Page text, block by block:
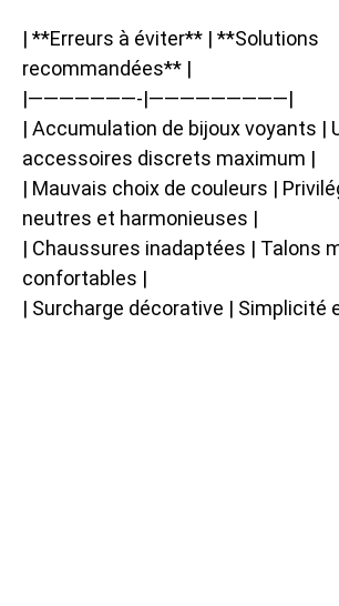
| **Erreurs à éviter** | **Solutions
recommandées** |
|———————-|—————————|
| Accumulation de bijoux voyants |
accessoires discrets maximum |
| Mauvais choix de couleurs |
neutres et harmonieuses |
| Chaussures inadaptées | Talons
confortables |
| Surcharge décorative | Simplicité